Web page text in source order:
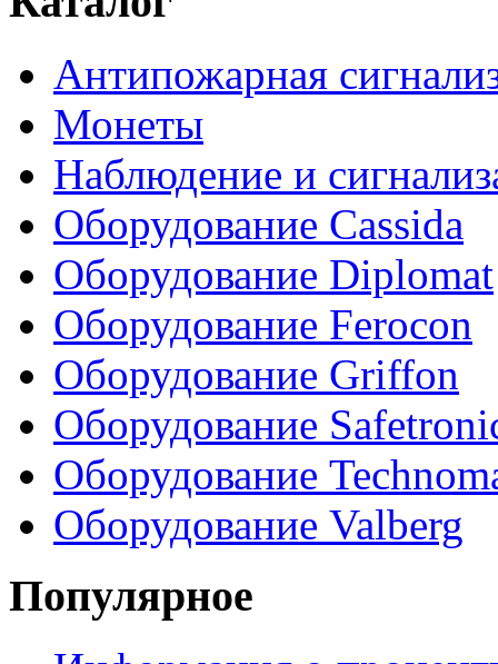
Антипожарная
Монеты
Наблюдение и
Оборудование Cassida
Оборудование Diplomat
Оборудование Ferocon
Оборудование Griffon
Оборудование
Оборудование
Оборудование Valberg
Популярное